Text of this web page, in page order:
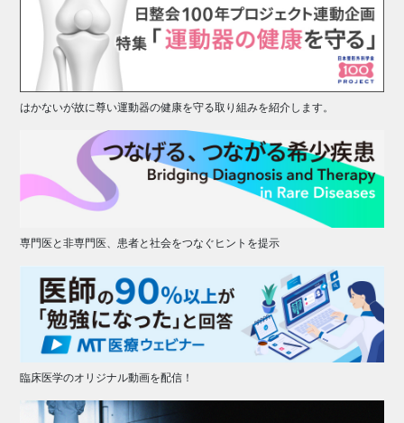
はかないが故に尊い運動器の健康を守る取り組みを紹介します。
専門医と非専門医、患者と社会をつなぐヒントを提示
臨床医学のオリジナル動画を配信！